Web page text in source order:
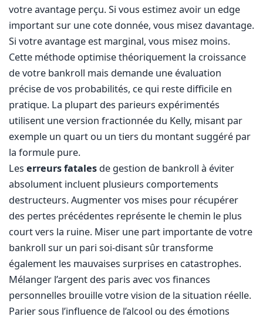
votre avantage perçu. Si vous estimez avoir un edge
important sur une cote donnée, vous misez davantage.
Si votre avantage est marginal, vous misez moins.
Cette méthode optimise théoriquement la croissance
de votre bankroll mais demande une évaluation
précise de vos probabilités, ce qui reste difficile en
pratique. La plupart des parieurs expérimentés
utilisent une version fractionnée du Kelly, misant par
exemple un quart ou un tiers du montant suggéré par
la formule pure.
Les erreurs fatales de gestion de bankroll à éviter
absolument incluent plusieurs comportements
destructeurs. Augmenter vos mises pour récupérer
des pertes précédentes représente le chemin le plus
court vers la ruine. Miser une part importante de votre
bankroll sur un pari soi-disant sûr transforme
également les mauvaises surprises en catastrophes.
Mélanger l’argent des paris avec vos finances
personnelles brouille votre vision de la situation réelle.
Parier sous l’influence de l’alcool ou des émotions